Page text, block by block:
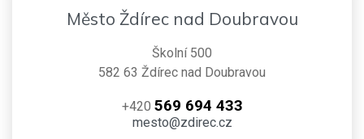
Město Ždírec nad Doubravou
Školní 500
582 63 Ždírec nad Doubravou
+420 569 694 433
mesto@zdirec.cz